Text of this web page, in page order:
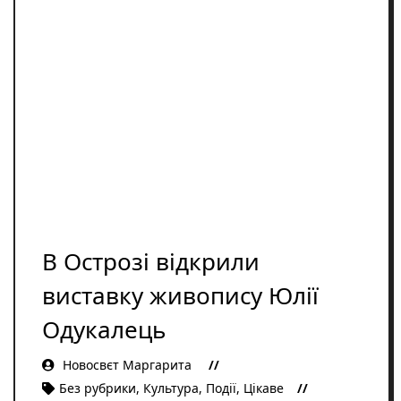
В Острозі відкрили
виставку живопису Юлії
Одукалець
Новосвєт Маргарита
Без рубрики, Культура, Події, Цікаве